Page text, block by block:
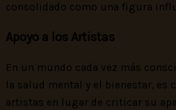
consolidado como una figura
Apoyo a los Artistas
En un mundo cada vez más
la salud mental y el bienestar, es
artistas en lugar de criticar su